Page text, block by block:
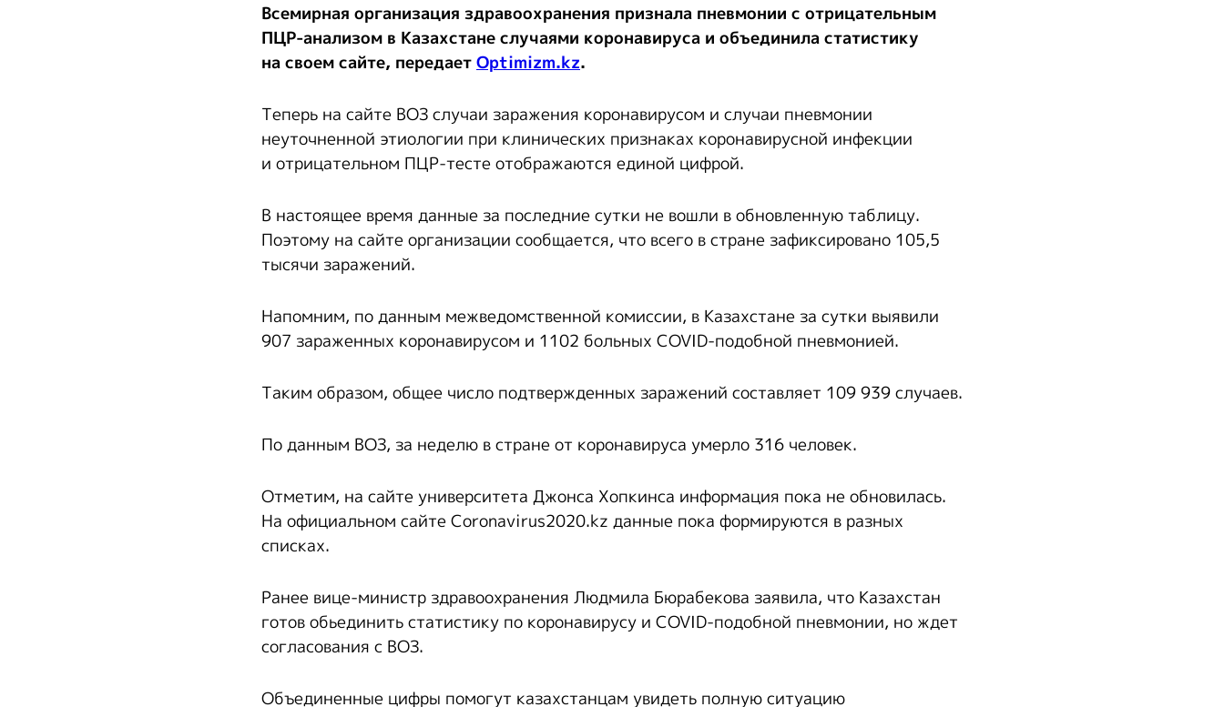
Всемирная организация здравоохранения признала пневмонии с отрицательным
ПЦР-анализом в Казахстане случаями коронавируса и объединила статистику
на своем сайте, передаетOptimizm.kz.
Теперь на сайте ВОЗ случаи заражения коронавирусом и случаи пневмонии
неуточненной этиологии при клинических признаках коронавирусной инфекции
и отрицательном ПЦР-тесте отображаются единой цифрой.
В настоящее время данные за последние сутки не вошли в обновленную таблицу.
Поэтому на сайте организации сообщается, что всего в стране зафиксировано 105,5
тысячи заражений.
Напомним, по данным межведомственной комиссии, в Казахстане за сутки выявили
907 зараженных коронавирусом и 1102 больных COVID-подобной пневмонией.
Таким образом, общее число подтвержденных заражений составляет 109 939 случаев.
По данным ВОЗ, за неделю в стране от коронавируса умерло 316 человек.
Отметим, на сайте университета Джонса Хопкинса информация пока не обновилась.
На официальном сайте Coronavirus2020.kz данные пока формируются в разных
списках.
Ранее вице-министр здравоохранения Людмила Бюрабекова заявила, что Казахстан
готов обьединить статистику по коронавирусу и COVID-подобной пневмонии, но ждет
согласования с ВОЗ.
Объединенные цифры помогут казахстанцам увидеть полную ситуацию